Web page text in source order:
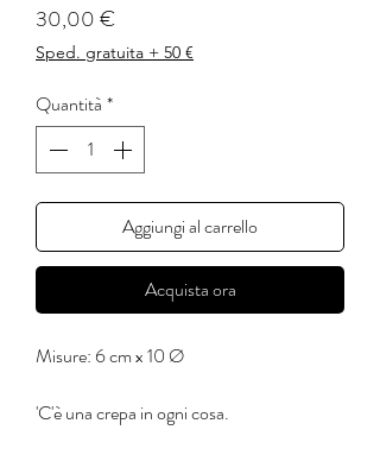
30,00 €Prezzo
Sped. gratuita + 50 €
Quantità *
Aggiungi al carrello
Acquista ora
Misure: 6 cm x 10 Ø
'C'è una crepa in ogni cosa.